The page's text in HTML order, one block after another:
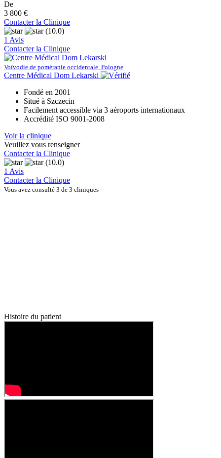
De
3 800 €
Contacter la Clinique
(10.0)
1 Avis
Contacter la Clinique
Voïvodie de poméranie occidentale, Pologne
Centre Médical Dom Lekarski
Fondé en 2001
Situé à Szczecin
Facilement accessible via 3 aéroports internationaux
Accrédité ISO 9001-2008
Voir la clinique
Veuillez vous renseigner
Contacter la Clinique
(10.0)
1 Avis
Contacter la Clinique
Vous avez consulté 3 de 3 cliniques
Histoire du patient